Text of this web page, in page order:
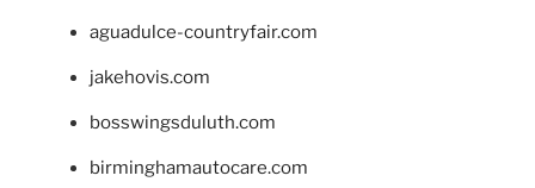
aguadulce-countryfair.com
jakehovis.com
bosswingsduluth.com
birminghamautocare.com